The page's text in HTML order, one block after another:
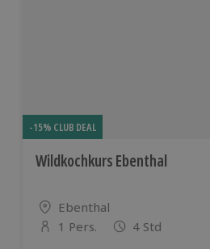
-15% CLUB DEAL
Wildkochkurs Ebenthal
Standort
Ebenthal
Anzahl der Teilnehmer
1 Pers. 4 Std